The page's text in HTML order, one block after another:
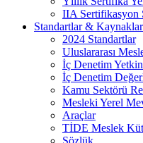
IIA Sertifikasyon
Standartlar & Kaynaklar
2024 Standartlar
Uluslararası
İç Denetim
İç Denetim
Kamu Sektörü
Mesleki Yerel
Araçlar
TİDE Meslek
Sözlük